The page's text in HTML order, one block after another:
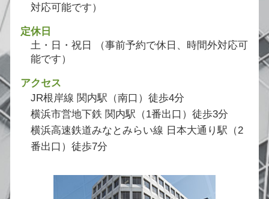
対応可能です）
定休日
土・日・祝日 （事前予約で休日、時間外対応可
能です）
アクセス
JR根岸線 関内駅（南口）徒歩4分
横浜市営地下鉄 関内駅（1番出口）徒歩3分
横浜高速鉄道みなとみらい線 日本大通り駅（2
番出口）徒歩7分